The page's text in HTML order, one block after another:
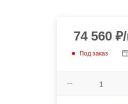
74 560₽
Под заказ